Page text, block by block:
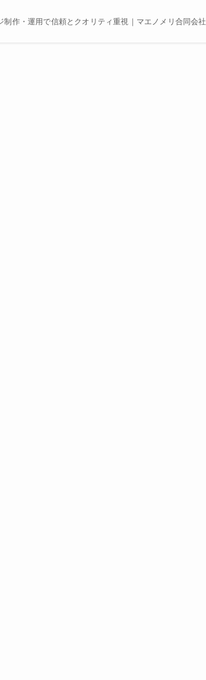
作・運用で信頼とクオリティ重視｜マエノメリ合同会社